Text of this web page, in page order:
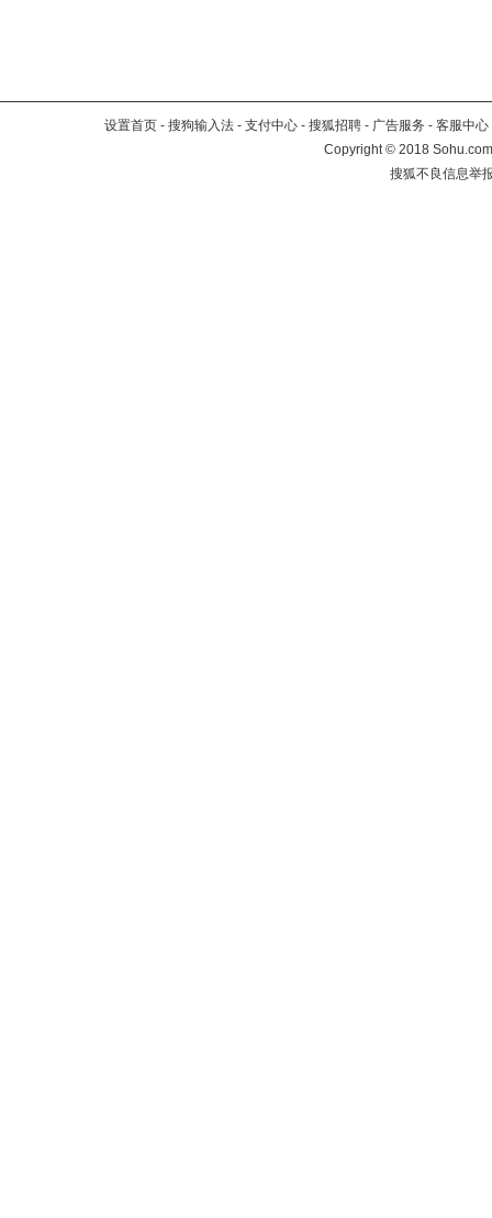
设置首页 - 搜狗输入法 - 支付中心 - 搜狐招聘 - 广告服务 - 客服中心
Copyright©2018
搜狐不良信息举